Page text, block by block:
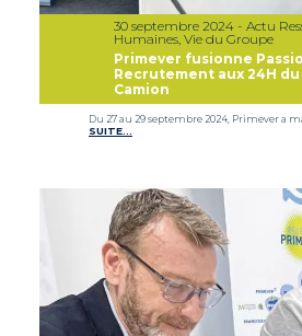
30 septembre 2024 - Actu
Humaines, Vie du Groupe
Primever fusionne
Recrutement aux 24H du
Camion
Du 27 au 29 septembre 2024, Primever a
SUITE…